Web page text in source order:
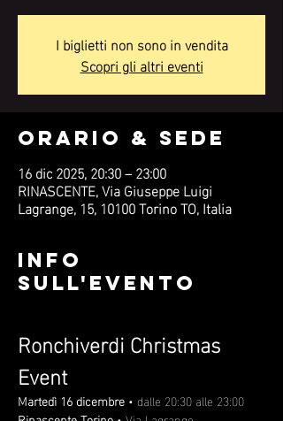
I biglietti non sono in vendita
Scopri gli altri eventi
Orario & Sede
16 dic 2025, 20:30 – 23:00
RINASCENTE, Via Giuseppe Luigi
Lagrange, 15, 10100 Torino TO, Italia
Info
sull'evento
Ronchiverdi Christmas
Event​
Martedì 16 dicembre • dalle 20:30 alle 23:00